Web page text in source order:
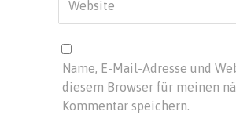
Name, E-Mail-Adresse und
diesem Browser für meinen
Kommentar speichern.